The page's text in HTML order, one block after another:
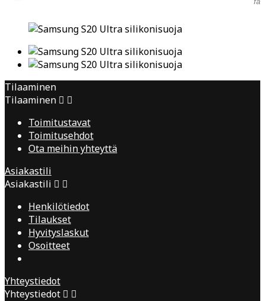
Tilaaminen
Tilaaminen  
Toimitustavat
Toimitusehdot
Ota meihin yhteyttä
Asiakastili
Asiakastili  
Henkilötiedot
Tilaukset
Hyvityslaskut
Osoitteet
Yhteystiedot
Yhteystiedot  